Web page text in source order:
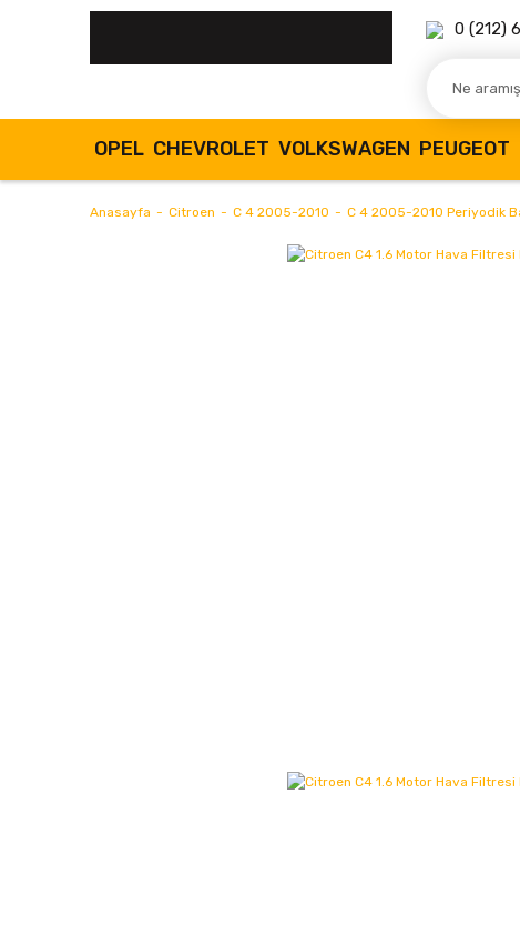
0 (212)
OPEL CHEVROLET VOLKSWAGEN PEUGEOT
Anasayfa Citroen C 4 2005-2010 C 4 2005-2010 Periyodik